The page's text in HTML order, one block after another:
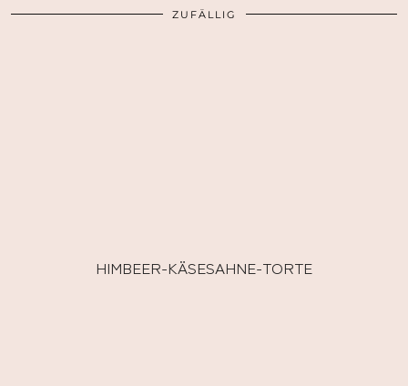
ZUFÄLLIG
HIMBEER-KÄSESAHNE-TORTE